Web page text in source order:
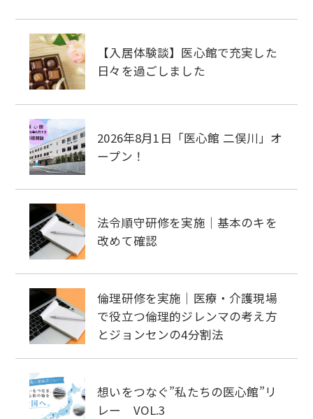
【入居体験談】医心館で充実した
日々を過ごしました
2026年8月1日「医心館 二俣川」オ
ープン！
法令順守研修を実施｜基本のキを
改めて確認
倫理研修を実施｜医療・介護現場
で役立つ倫理的ジレンマの考え方
とジョンセンの4分割法
想いをつなぐ”私たちの医心館”リ
レー VOL.3